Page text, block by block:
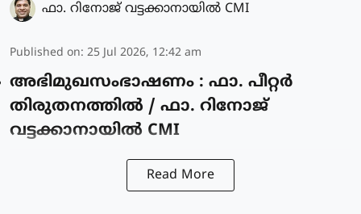
ഫാ. റിനോജ് വട്ടക്കാനായിൽ CMI
Published on: 25 Jul 2026, 12:42 am
അഭിമുഖസംഭാഷണം : ഫാ. പീറ്റർ
തിരുതനത്തിൽ / ഫാ. റിനോജ്
വട്ടക്കാനായിൽ CMI
Read More